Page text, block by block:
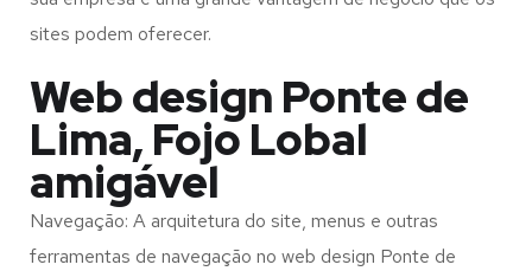
sites podem oferecer.
Web design Ponte de
Lima, Fojo Lobal
amigável
Navegação: A arquitetura do site, menus e outras
ferramentas de navegação no web design Ponte de